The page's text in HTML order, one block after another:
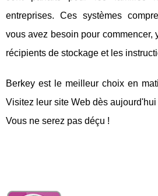
entreprises. Ces systèmes
vous avez besoin pour commencer,
récipients de stockage et les
Berkey est le meilleur choix en
Visitez leur site Web dès
Vous ne serez pas déçu !